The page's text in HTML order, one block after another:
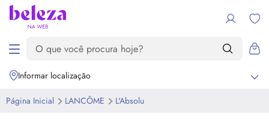
Informar localização
Página Inicial LANCÔME L'Absolu